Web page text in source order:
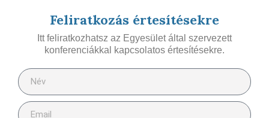
Feliratkozás értesítésekre
Itt feliratkozhatsz az Egyesület által szervezett
konferenciákkal kapcsolatos értesítésekre.